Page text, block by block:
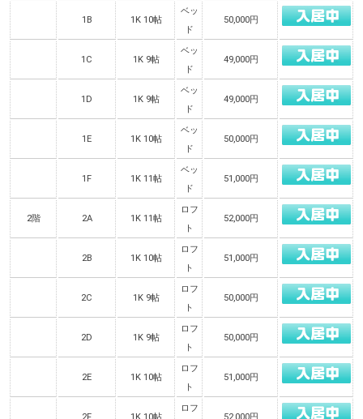
1B 1K 10帖
ベッ
ド
50,000円
1C 1K 9帖
ベッ
ド
49,000円
1D 1K 9帖
ベッ
ド
49,000円
1E 1K 10帖
ベッ
ド
50,000円
1F 1K 11帖
ベッ
ド
51,000円
2階 2A 1K 11帖
ロフ
ト
52,000円
2B 1K 10帖
ロフ
ト
51,000円
2C 1K 9帖
ロフ
ト
50,000円
2D 1K 9帖
ロフ
ト
50,000円
2E 1K 10帖
ロフ
ト
51,000円
ロフ